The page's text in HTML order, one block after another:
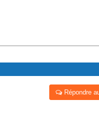
Répondre